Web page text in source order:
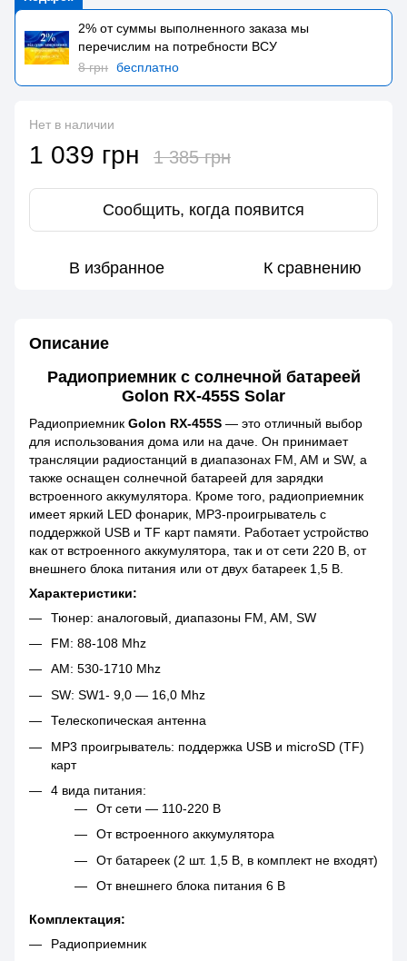
2% от суммы выполненного заказа мы
перечислим на потребности BCУ
8 грн бесплатно
Нет в наличии
1 039 грн 1 385 грн
Сообщить, когда появится
В избранное К сравнению
Описание
Радиоприемник с солнечной батареей
Golon RX-455S Solar
Радиоприемник Golon RX-455S — это отличный выбор
для использования дома или на даче. Он принимает
трансляции радиостанций в диапазонах FM, AM и SW, а
также оснащен солнечной батареей для зарядки
встроенного аккумулятора. Кроме того, радиоприемник
имеет яркий LED фонарик, MP3-проигрыватель с
поддержкой USB и TF карт памяти. Работает устройство
как от встроенного аккумулятора, так и от сети 220 В, от
внешнего блока питания или от двух батареек 1,5 В.
Характеристики:
Тюнер: аналоговый, диапазоны FM, AM, SW
FM: 88-108 Mhz
AM: 530-1710 Mhz
SW: SW1- 9,0 ― 16,0 Mhz
Телескопическая антенна
MP3 проигрыватель: поддержка USB и microSD (TF)
карт
4 вида питания:
От сети — 110-220 В
От встроенного аккумулятора
От батареек (2 шт. 1,5 В, в комплект не входят)
От внешнего блока питания 6 В
Комплектация:
Радиоприемник